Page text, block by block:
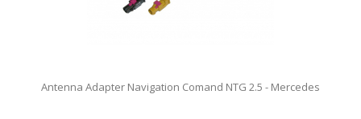
Antenna Adapter Navigation Comand NTG 2.5 - Mercedes